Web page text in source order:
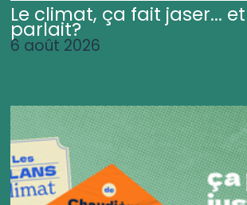
Le climat, ça fait jaser...
parlait?
6 août 2026